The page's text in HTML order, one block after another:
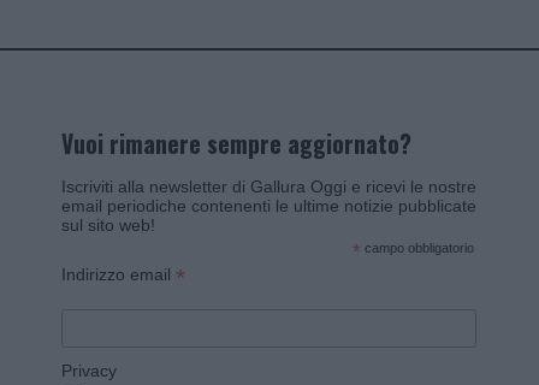
Vuoi rimanere sempre aggiornato?
Iscriviti alla newsletter di Gallura Oggi e ricevi le nostre
email periodiche contenenti le ultime notizie pubblicate
sul sito web!
* campo obbligatorio
Indirizzo email *
Privacy